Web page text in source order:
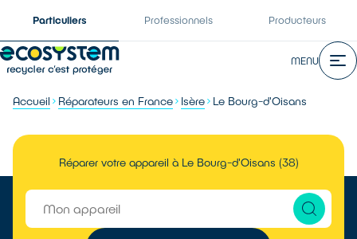
Particuliers Professionnels Producteurs
MENU
Accueil Réparateurs en France Isère Le Bourg-d'Oisans
Réparer votre appareil à Le Bourg-d'Oisans (38)